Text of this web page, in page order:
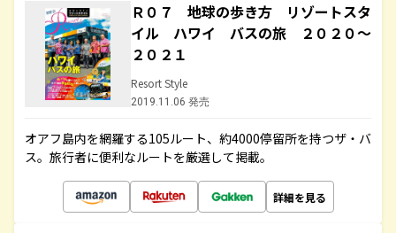
Ｒ０７ 地球の歩き方 リゾートスタ
イル ハワイ バスの旅 ２０２０～
２０２１
Resort Style
2019.11.06 発売
オアフ島内を網羅する105ルート、約4000停留所を持つザ・バ
ス。旅行者に便利なルートを厳選して掲載。
詳細を見る